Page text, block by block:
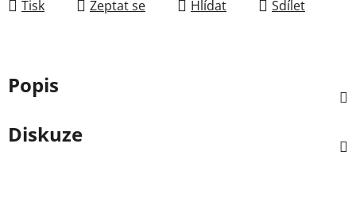
Tisk Zeptat se Hlídat Sdílet
Popis
Diskuze